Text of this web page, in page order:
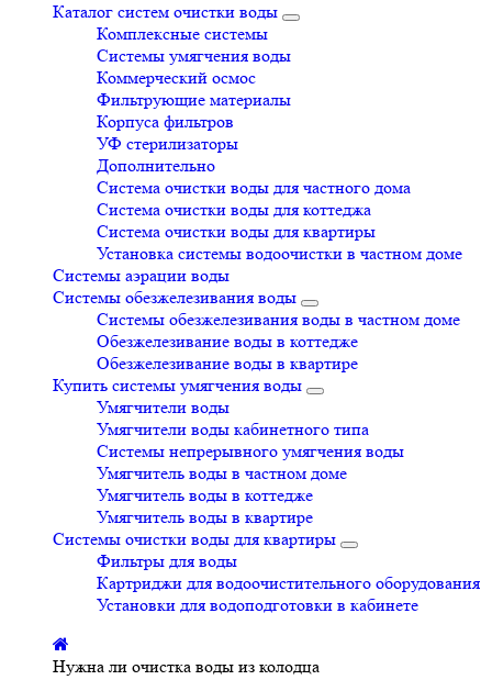
Каталог систем очистки воды
Комплексные системы
Системы умягчения воды
Коммерческий осмос
Фильтрующие материалы
Корпуса фильтров
УФ стерилизаторы
Дополнительно
Система очистки воды для частного дома
Система очистки воды для коттеджа
Система очистки воды для квартиры
Установка системы водоочистки в частном доме
Системы аэрации воды
Системы обезжелезивания воды
Системы обезжелезивания воды в частном доме
Обезжелезивание воды в коттедже
Обезжелезивание воды в квартире
Купить системы умягчения воды
Умягчители воды
Умягчители воды кабинетного типа
Системы непрерывного умягчения воды
Умягчитель воды в частном доме
Умягчитель воды в коттедже
Умягчитель воды в квартире
Системы очистки воды для квартиры
Фильтры для воды
Картриджи для водоочистительного оборудования
Установки для водоподготовки в кабинете
Нужна ли очистка воды из колодца